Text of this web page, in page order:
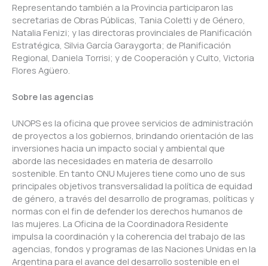
Representando también a la Provincia participaron las
secretarias de Obras Públicas, Tania Coletti y de Género,
Natalia Fenizi; y las directoras provinciales de Planificación
Estratégica, Silvia García Garaygorta; de Planificación
Regional, Daniela Torrisi; y de Cooperación y Culto, Victoria
Flores Agüero.
Sobre las agencias
UNOPS es la oficina que provee servicios de administración
de proyectos a los gobiernos, brindando orientación de las
inversiones hacia un impacto social y ambiental que
aborde las necesidades en materia de desarrollo
sostenible. En tanto ONU Mujeres tiene como uno de sus
principales objetivos transversalidad la política de equidad
de género, a través del desarrollo de programas, políticas y
normas con el fin de defender los derechos humanos de
las mujeres. La Oficina de la Coordinadora Residente
impulsa la coordinación y la coherencia del trabajo de las
agencias, fondos y programas de las Naciones Unidas en la
Argentina para el avance del desarrollo sostenible en el